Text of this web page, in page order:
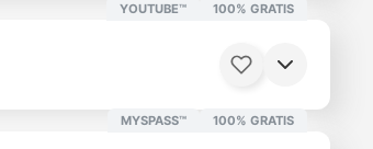
YOUTUBE™ 100% GRATIS
MYSPASS™ 100% GRATIS